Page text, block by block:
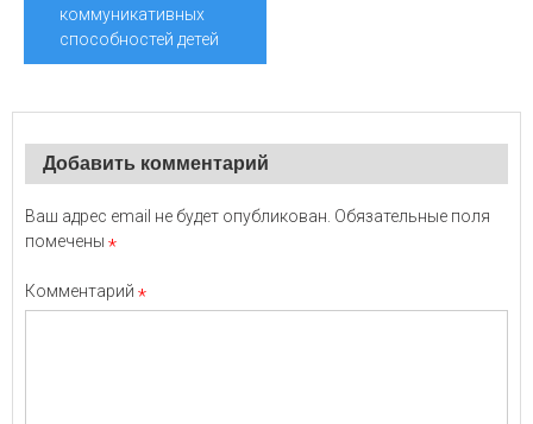
коммуникативных
способностей детей
Добавить комментарий
Ваш адрес email не будет опубликован. Обязательные поля
помечены *
Комментарий *